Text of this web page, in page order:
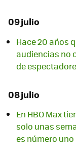
09 julio
Hace 20 años
audiencias no
de
08 julio
En HBO Max
solo unas
es número